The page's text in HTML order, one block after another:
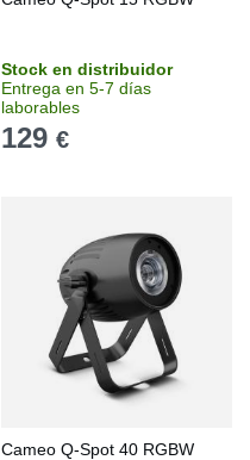
Stock en distribuidor
Entrega en 5-7 días
laborables
129 €
Cameo Q-Spot 40 RGBW